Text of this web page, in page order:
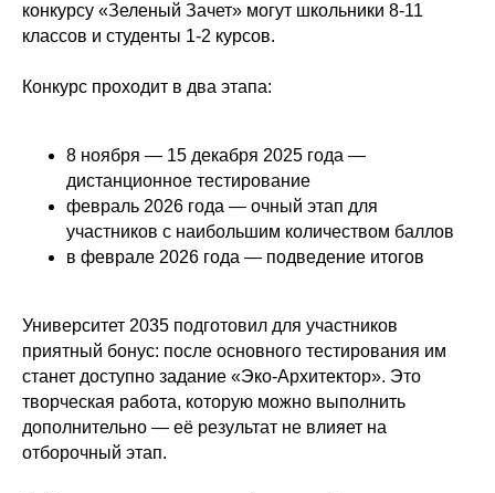
конкурсу «Зеленый Зачет» могут школьники 8-11
классов и студенты 1-2 курсов.
Конкурс проходит в два этапа:
8 ноября — 15 декабря 2025 года —
дистанционное тестирование
февраль 2026 года — очный этап для
участников с наибольшим количеством баллов
в феврале 2026 года — подведение итогов
Университет 2035 подготовил для участников
приятный бонус: после основного тестирования им
станет доступно задание «Эко-Архитектор». Это
творческая работа, которую можно выполнить
дополнительно — её результат не влияет на
отборочный этап.